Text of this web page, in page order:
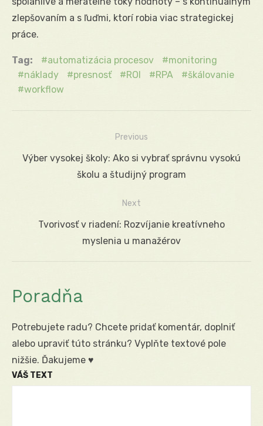
zlepšovaním a s ľuďmi, ktorí robia viac strategickej
práce.
Tag: automatizácia procesov
monitoring
náklady
presnosť ROI RPA
škálovanie
workflow
Navigácia
Previous
Previous
Výber vysokej školy: Ako si vybrať správnu vysokú
školu a študijný program
Next
Tvorivosť v riadení: Rozvíjanie kreatívneho
myslenia u manažérov
Poradňa
Potrebujete radu? Chcete pridať komentár, doplniť
alebo upraviť túto stránku? Vyplňte textové pole
nižšie. Ďakujeme ♥
VÁŠ TEXT